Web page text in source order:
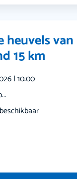
heuvels van
15 km
| 10:00